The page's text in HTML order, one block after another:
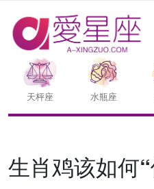
天枰座 水瓶座
生肖鸡该如何